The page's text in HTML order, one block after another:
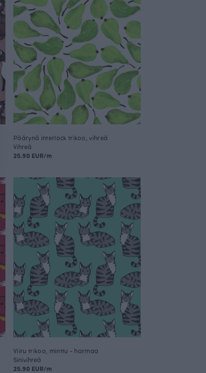
Päärynä interlock trikoo, vihreä
Vihreä
25.90 EUR/m
Viiru trikoo, minttu - harmaa
Sinivihreä
25.90 EUR/m